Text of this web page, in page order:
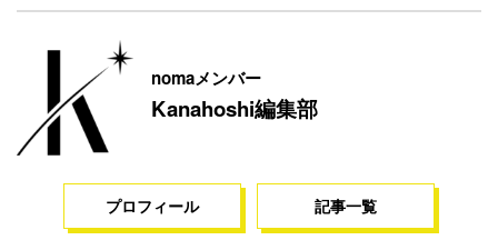
nomaメンバー
Kanahoshi編集部
プロフィール 記事一覧